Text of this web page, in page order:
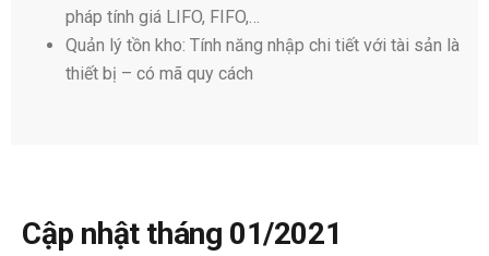
pháp tính giá LIFO, FIFO,…
Quản lý tồn kho: Tính năng nhập chi tiết với tài sản là
thiết bị – có mã quy cách
Cập nhật tháng 01/2021